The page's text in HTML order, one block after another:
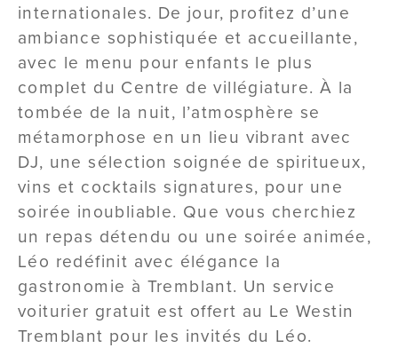
internationales. De jour, profitez d’une
ambiance sophistiquée et accueillante,
avec le menu pour enfants le plus
complet du Centre de villégiature. À la
tombée de la nuit, l’atmosphère se
métamorphose en un lieu vibrant avec
DJ, une sélection soignée de spiritueux,
vins et cocktails signatures, pour une
soirée inoubliable. Que vous cherchiez
un repas détendu ou une soirée animée,
Léo redéfinit avec élégance la
gastronomie à Tremblant. Un service
voiturier gratuit est offert au Le Westin
Tremblant pour les invités du Léo.